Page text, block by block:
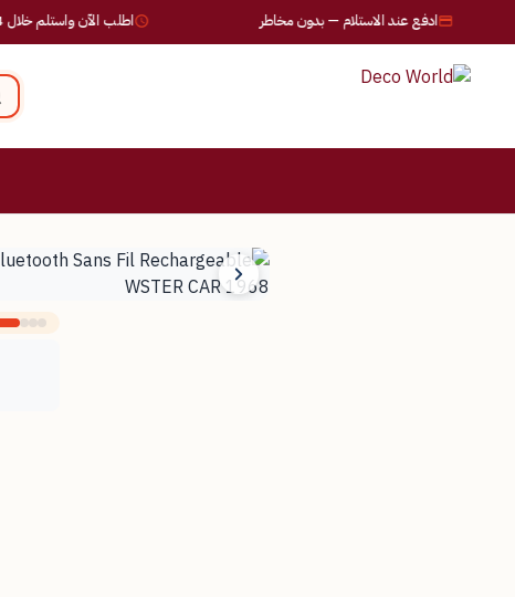
اطلب الآن واستلم خلال 24-72 ساعة ادفع عند الاستلام — بدون مخاطر